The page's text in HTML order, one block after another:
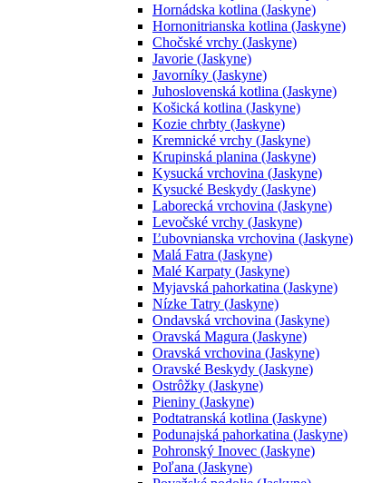
Hornádska kotlina (Jaskyne)
Hornonitrianska kotlina (Jaskyne)
Chočské vrchy (Jaskyne)
Javorie (Jaskyne)
Javorníky (Jaskyne)
Juhoslovenská kotlina (Jaskyne)
Košická kotlina (Jaskyne)
Kozie chrbty (Jaskyne)
Kremnické vrchy (Jaskyne)
Krupinská planina (Jaskyne)
Kysucká vrchovina (Jaskyne)
Kysucké Beskydy (Jaskyne)
Laborecká vrchovina (Jaskyne)
Levočské vrchy (Jaskyne)
Ľubovnianska vrchovina (Jaskyne)
Malá Fatra (Jaskyne)
Malé Karpaty (Jaskyne)
Myjavská pahorkatina (Jaskyne)
Nízke Tatry (Jaskyne)
Ondavská vrchovina (Jaskyne)
Oravská Magura (Jaskyne)
Oravská vrchovina (Jaskyne)
Oravské Beskydy (Jaskyne)
Ostrôžky (Jaskyne)
Pieniny (Jaskyne)
Podtatranská kotlina (Jaskyne)
Podunajská pahorkatina (Jaskyne)
Pohronský Inovec (Jaskyne)
Poľana (Jaskyne)